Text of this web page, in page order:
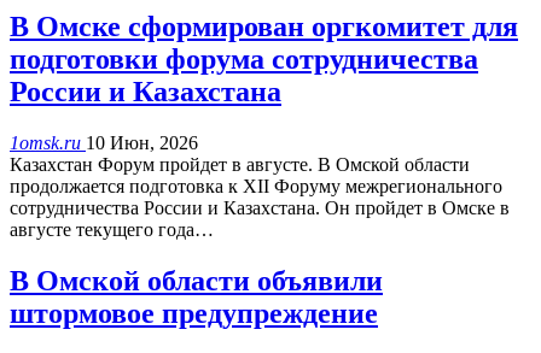
В Омске сформирован оргкомитет для
подготовки форума сотрудничества
России и Казахстана
1omsk.ru 10 Июн, 2026
Казахстан Форум пройдет в августе. В Омской области
продолжается подготовка к XII Форуму межрегионального
сотрудничества России и Казахстана. Он пройдет в Омске в
августе текущего года…
В Омской области объявили
штормовое предупреждение